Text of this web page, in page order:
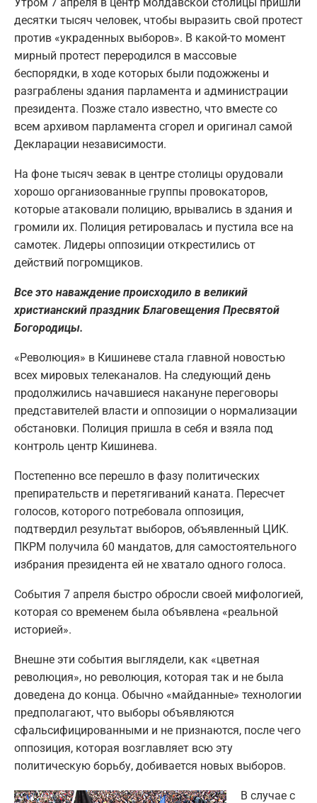
десятки тысяч человек, чтобы выразить свой протест
против «украденных выборов». В какой-то момент
мирный протест переродился в массовые
беспорядки, в ходе которых были подожжены и
разграблены здания парламента и администрации
президента. Позже стало известно, что вместе со
всем архивом парламента сгорел и оригинал самой
Декларации независимости.
На фоне тысяч зевак в центре столицы орудовали
хорошо организованные группы провокаторов,
которые атаковали полицию, врывались в здания и
громили их. Полиция ретировалась и пустила все на
самотек. Лидеры оппозиции открестились от
действий погромщиков.
Все это наваждение происходило в великий
христианский праздник Благовещения Пресвятой
Богородицы.
«Революция» в Кишиневе стала главной новостью
всех мировых телеканалов. На следующий день
продолжились начавшиеся накануне переговоры
представителей власти и оппозиции о нормализации
обстановки. Полиция пришла в себя и взяла под
контроль центр Кишинева.
Постепенно все перешло в фазу политических
препирательств и перетягиваний каната. Пересчет
голосов, которого потребовала оппозиция,
подтвердил результат выборов, объявленный ЦИК.
ПКРМ получила 60 мандатов, для самостоятельного
избрания президента ей не хватало одного голоса.
События 7 апреля быстро обросли своей мифологией,
которая со временем была объявлена «реальной
историей».
Внешне эти события выглядели, как «цветная
революция», но революция, которая так и не была
доведена до конца. Обычно «майданные» технологии
предполагают, что выборы объявляются
сфальсифицированными и не признаются, после чего
оппозиция, которая возглавляет всю эту
политическую борьбу, добивается новых выборов.
В случае с